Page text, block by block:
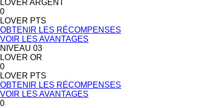
LOVER ARGENT
0
LOVER PTS
OBTENIR LES RÉCOMPENSES
VOIR LES AVANTAGES
NIVEAU 03
LOVER OR
0
LOVER PTS
OBTENIR LES RÉCOMPENSES
VOIR LES AVANTAGES
0